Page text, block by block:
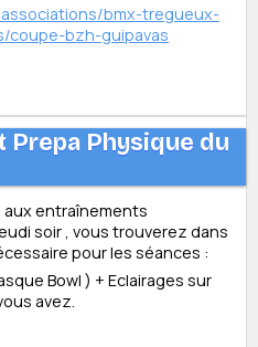
bmx-tregueux-
coupe-bzh-guipavas
Prepa Physique du
entraînements
soir , vous trouverez dans
pour les séances :
Bowl ) + Eclairages sur
avez.